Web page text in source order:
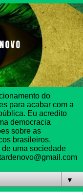
do
para acabar com a
Eu acredito
democracia
sobre as
brasileiros,
uma sociedade
▼